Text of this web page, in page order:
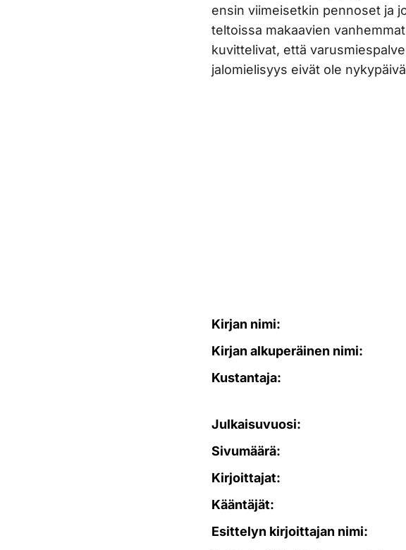
ensin viimeisetkin pennoset ja
teltoissa makaavien
kuvittelivat, että
jalomielisyys eivät ole
Kirjan nimi:
Kirjan alkuperäinen nimi:
Kustantaja:
Julkaisuvuosi:
Sivumäärä:
Kirjoittajat:
Kääntäjät:
Esittelyn kirjoittajan nimi: